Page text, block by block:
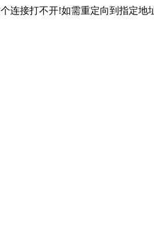
连接打不开!如需重定向到指定地